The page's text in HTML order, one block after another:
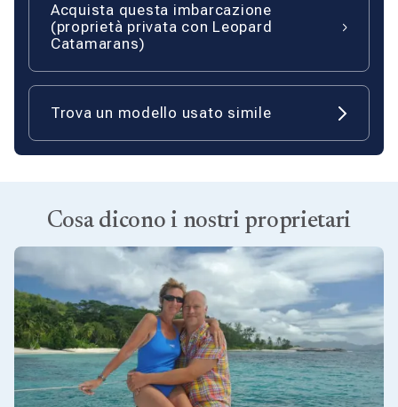
Acquista questa imbarcazione
(proprietà privata con Leopard
Catamarans)
Trova un modello usato simile
Cosa dicono i nostri proprietari